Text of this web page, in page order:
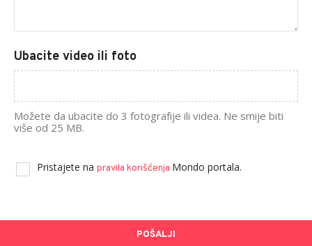
Ubacite video ili foto
Možete da ubacite do 3 fotografije ili videa. Ne smije biti
više od 25 MB.
Pristajete na pravila korišćenja Mondo portala.
POŠALJI